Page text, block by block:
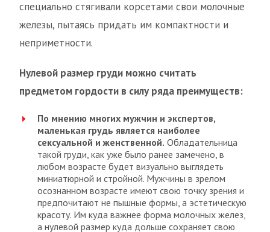
специально стягивали корсетами свои молочные
железы, пытаясь придать им компактности и
неприметности.
Нулевой размер груди можно считать
предметом гордости в силу ряда преимуществ:
По мнению многих мужчин и экспертов,
маленькая грудь является наиболее
сексуальной и женственной. Обладательница
такой груди, как уже было ранее замечено, в
любом возрасте будет визуально выглядеть
миниатюрной и стройной. Мужчины в зрелом
осознанном возрасте имеют свою точку зрения и
предпочитают не пышные формы, а эстетическую
красоту. Им куда важнее форма молочных желез,
а нулевой размер куда дольше сохраняет свою